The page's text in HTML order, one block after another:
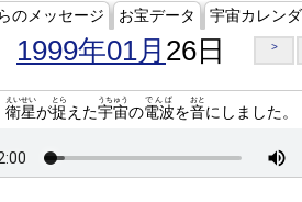
のメッセージ お宝データ 宇宙カレン
1999年01月 26日 >
衛星
えいせい
が捉
とら
えた宇宙
うちゅう
の電波
でんぱ
を音
おと
にしました。